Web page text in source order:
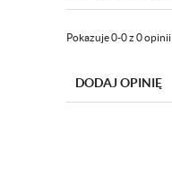
Pokazuje 0-0 z 0 opinii
DODAJ OPINIĘ